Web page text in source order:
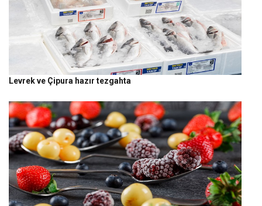
Levrek ve Çipura hazır tezgahta